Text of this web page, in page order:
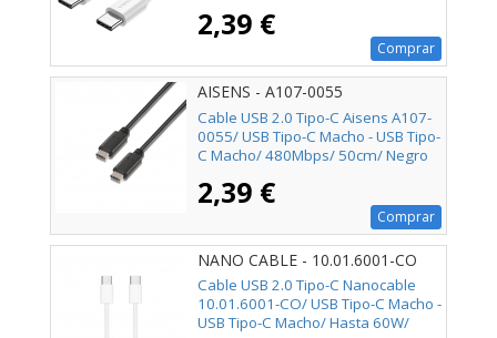
2,39 €
Comprar
AISENS - A107-0055
Cable USB 2.0 Tipo-C Aisens A107-
0055/ USB Tipo-C Macho - USB Tipo-
C Macho/ 480Mbps/ 50cm/ Negro
2,39 €
Comprar
NANO CABLE - 10.01.6001-CO
Cable USB 2.0 Tipo-C Nanocable
10.01.6001-CO/ USB Tipo-C Macho -
USB Tipo-C Macho/ Hasta 60W/